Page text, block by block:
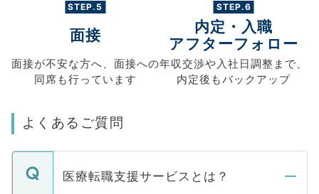
STEP.5
面接
面接が不安な方へ、 面接への
同席も行っています
STEP.6
内定・入職
アフターフォロー
年収交渉や入社日調整まで、
内定後もバックアップ
よくあるご質問
医療転職支援サービスとは？